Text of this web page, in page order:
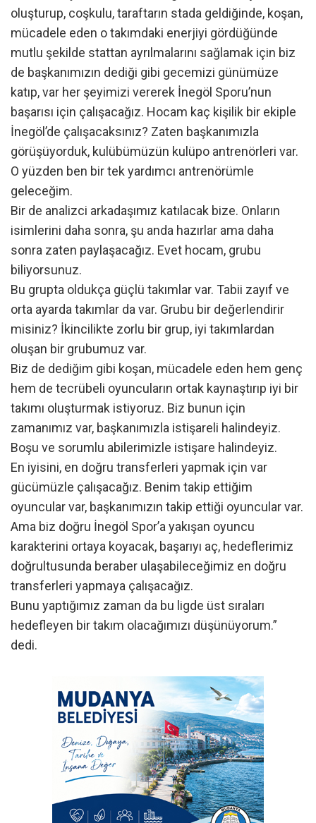
oluşturup, coşkulu, taraftarın stada geldiğinde, koşan,
mücadele eden o takımdaki enerjiyi gördüğünde
mutlu şekilde stattan ayrılmalarını sağlamak için biz
de başkanımızın dediği gibi gecemizi günümüze
katıp, var her şeyimizi vererek İnegöl Sporu’nun
başarısı için çalışacağız. Hocam kaç kişilik bir ekiple
İnegöl’de çalışacaksınız? Zaten başkanımızla
görüşüyorduk, kulübümüzün kulüpo antrenörleri var.
O yüzden ben bir tek yardımcı antrenörümle
geleceğim.
Bir de analizci arkadaşımız katılacak bize. Onların
isimlerini daha sonra, şu anda hazırlar ama daha
sonra zaten paylaşacağız. Evet hocam, grubu
biliyorsunuz.
Bu grupta oldukça güçlü takımlar var. Tabii zayıf ve
orta ayarda takımlar da var. Grubu bir değerlendirir
misiniz? İkincilikte zorlu bir grup, iyi takımlardan
oluşan bir grubumuz var.
Biz de dediğim gibi koşan, mücadele eden hem genç
hem de tecrübeli oyuncuların ortak kaynaştırıp iyi bir
takımı oluşturmak istiyoruz. Biz bunun için
zamanımız var, başkanımızla istişareli halindeyiz.
Boşu ve sorumlu abilerimizle istişare halindeyiz.
En iyisini, en doğru transferleri yapmak için var
gücümüzle çalışacağız. Benim takip ettiğim
oyuncular var, başkanımızın takip ettiği oyuncular var.
Ama biz doğru İnegöl Spor’a yakışan oyuncu
karakterini ortaya koyacak, başarıyı aç, hedeflerimiz
doğrultusunda beraber ulaşabileceğimiz en doğru
transferleri yapmaya çalışacağız.
Bunu yaptığımız zaman da bu ligde üst sıraları
hedefleyen bir takım olacağımızı düşünüyorum.”
dedi.